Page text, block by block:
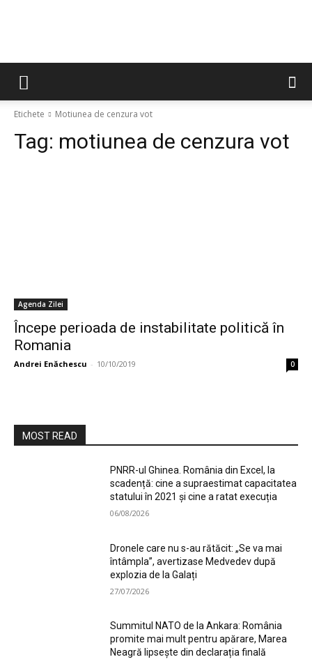
Etichete Motiunea de cenzura vot
Tag: motiunea de cenzura vot
Agenda Zilei
Începe perioada de instabilitate politică în
Romania
Andrei Enăchescu - 10/10/2019 0
MOST READ
PNRR-ul Ghinea. România din Excel, la
scadență: cine a supraestimat capacitatea
statului în 2021 și cine a ratat execuția
06/08/2026
Dronele care nu s-au rătăcit: „Se va mai
întâmpla”, avertizase Medvedev după
explozia de la Galați
27/07/2026
Summitul NATO de la Ankara: România
promite mai mult pentru apărare, Marea
Neagră lipsește din declarația finală